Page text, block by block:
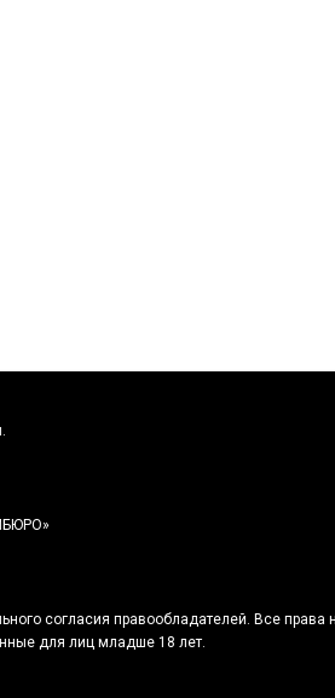
согласия правообладателей. Все
для лиц младше 18 лет.